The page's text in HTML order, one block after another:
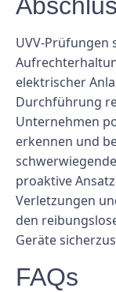
UVV-Prüfungen
elektrischer
Durchführung
Unternehmen
erkennen und
proaktive
Verletzungen
den
Geräte
FAQs